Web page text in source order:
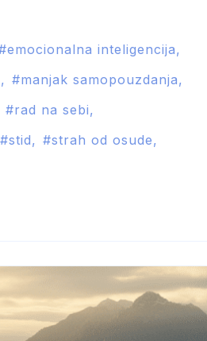
emocionalna inteligencija
manjak samopouzdanja
rad na sebi
stid
strah od osude